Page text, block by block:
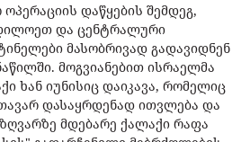
დაწყების შემდეგ,
და ცენტრალური
მასობრივად გადავიდნენ
მოგვიანებით ისრაელმა
ხან იუნისიც დაიკავა, რომელიც
დასაყრდენად ითვლება და
მდებარე ქალაქი რაფა